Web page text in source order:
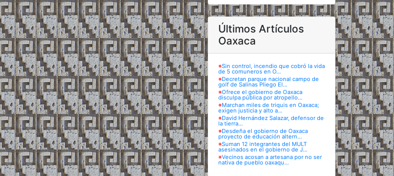
Últimos Artículos
Oaxaca
※Sin control, incendio que cobró la vida
de 5 comuneros en O...
※Decretan parque nacional campo de
golf de Salinas Pliego El...
※Ofrece el gobierno de Oaxaca
disculpa pública por atropello...
※Marchan miles de triquis en Oaxaca;
exigen justicia y alto a...
※David Hernández Salazar, defensor de
la tierra...
※Desdeña el gobierno de Oaxaca
proyecto de educación altern...
※Suman 12 integrantes del MULT
asesinados en el gobierno de J...
※Vecinos acosan a artesana por no ser
nativa de pueblo oaxaqu...